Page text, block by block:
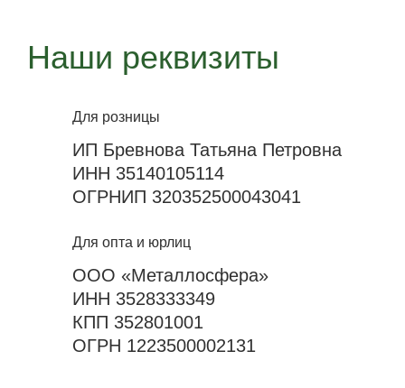
Наши реквизиты
Для розницы
ИП Бревнова Татьяна Петровна
ИНН 35140105114
ОГРНИП 320352500043041
Для опта и юрлиц
ООО «Металлосфера»
ИНН 3528333349
КПП 352801001
ОГРН 1223500002131